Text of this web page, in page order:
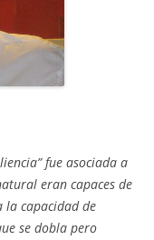
fue asociada a
eran capaces de
la capacidad de
se dobla pero